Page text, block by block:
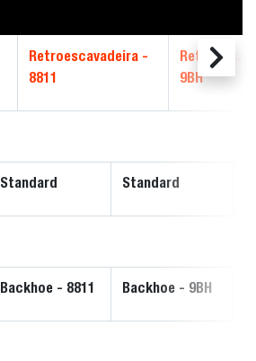
Retroescavadeira -
8811
9BH
Standard Standard
Backhoe - 8811 Backhoe - 9BH